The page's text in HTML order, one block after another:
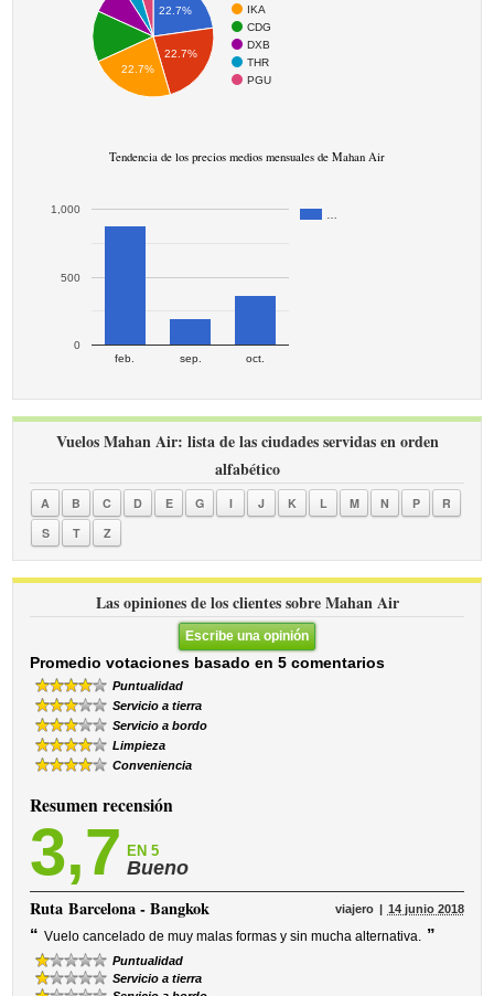
IKA
CDG
DXB
THR
PGU
22.7%
22.7%
22.7%
Tendencia de los precios medios mensuales de Mahan Air
feb. sep. oct.
0
500
1,000
Vuelos Mahan Air: lista de las ciudades servidas en orden
alfabético
A B C D E G I J K L M N P
R
S
T Z
Las opiniones de los clientes sobre Mahan Air
Escribe una opinión
Promedio votaciones basado en 5 comentarios
Puntualidad
Servicio a tierra
Servicio a bordo
Limpieza
Conveniencia
Resumen recensión
3,7 EN 5
Bueno
RutaBarcelona - Bangkok viajero 14 junio 2018
“ Vuelo cancelado de muy malas formas y sin mucha alternativa. ”
Puntualidad
Servicio a tierra